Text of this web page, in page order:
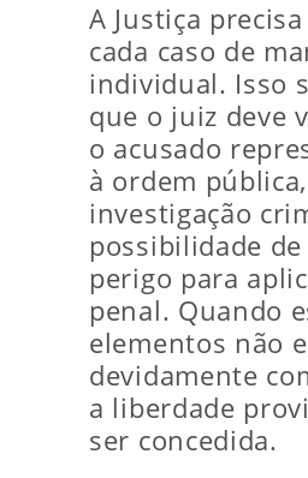
A Justiça
cada caso de
individual. Isso
que o juiz deve
o acusado
à ordem
investigação
possibilidade
perigo para
penal. Quando
elementos não
devidamente
a liberdade
ser concedida.